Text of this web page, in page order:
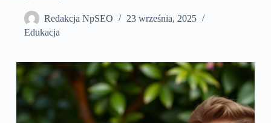
Redakcja NpSEO
23 września, 2025
Edukacja